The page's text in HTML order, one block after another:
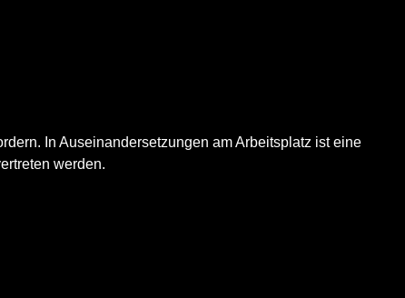
In Auseinandersetzungen am Arbeitsplatz ist eine
werden.